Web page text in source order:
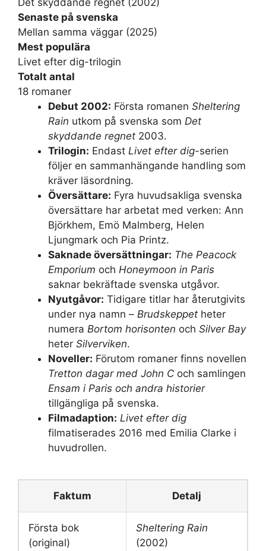
Senaste på svenska
Mellan samma väggar (2025)
Mest populära
Livet efter dig-trilogin
Totalt antal
18 romaner
Debut 2002: Första romanen Sheltering
Rain utkom på svenska som Det
skyddande regnet 2003.
Trilogin: Endast Livet efter dig-serien
följer en sammanhängande handling som
kräver läsordning.
Översättare: Fyra huvudsakliga svenska
översättare har arbetat med verken: Ann
Björkhem, Emö Malmberg, Helen
Ljungmark och Pia Printz.
Saknade översättningar: The Peacock
Emporium och Honeymoon in Paris
saknar bekräftade svenska utgåvor.
Nyutgåvor: Tidigare titlar har återutgivits
under nya namn – Brudskeppet heter
numera Bortom horisonten och Silver Bay
heter Silverviken.
Noveller: Förutom romaner finns novellen
Tretton dagar med John C och samlingen
Ensam i Paris och andra historier
tillgängliga på svenska.
Filmadaption: Livet efter dig
filmatiserades 2016 med Emilia Clarke i
huvudrollen.
Faktum Detalj
Första bok
(original)
Sheltering Rain
(2002)